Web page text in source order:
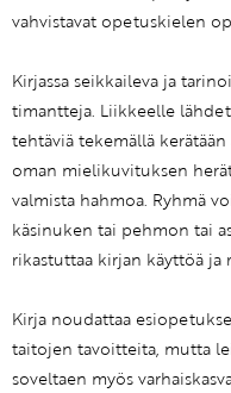
vahvistavat opetuskielen
Kirjassa seikkaileva ja
timantteja. Liikkeelle
tehtäviä tekemällä
oman mielikuvituksen
valmista hahmoa. Ryhmä
käsinuken tai pehmon tai
rikastuttaa kirjan käyttöä
Kirja noudattaa
taitojen tavoitteita, mutta
soveltaen myös